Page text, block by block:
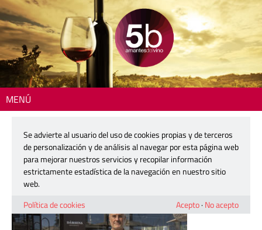
MENÚ
curso-dop-alicante-17
10 octubre, 2023
Se advierte al usuario del uso de cookies propias y de terceros
de personalización y de análisis al navegar por esta página web
para mejorar nuestros servicios y recopilar información
estrictamente estadística de la navegación en nuestro sitio
web.
Política de cookies
Acepto· No acepto